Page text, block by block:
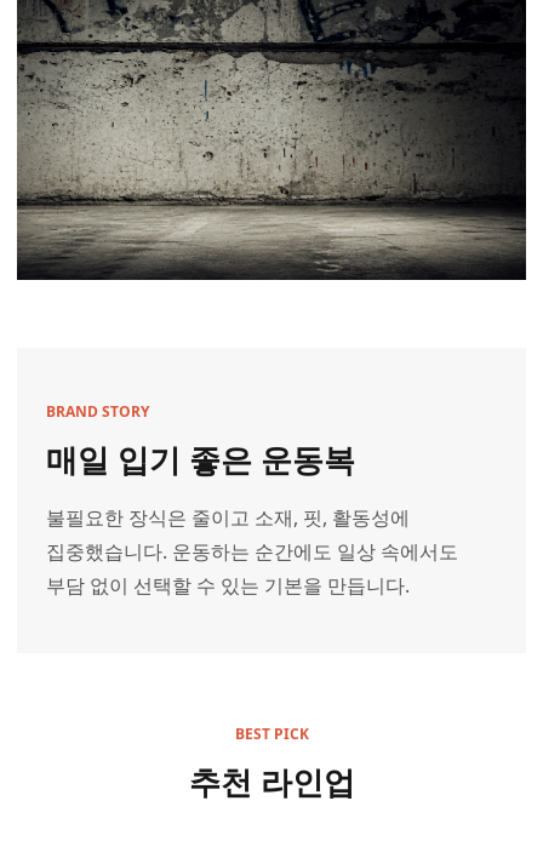
BRAND STORY
매일 입기 좋은 운동복
불필요한 장식은 줄이고 소재, 핏, 활동성에
집중했습니다. 운동하는 순간에도 일상 속에서도
부담 없이 선택할 수 있는 기본을 만듭니다.
BEST PICK
추천 라인업